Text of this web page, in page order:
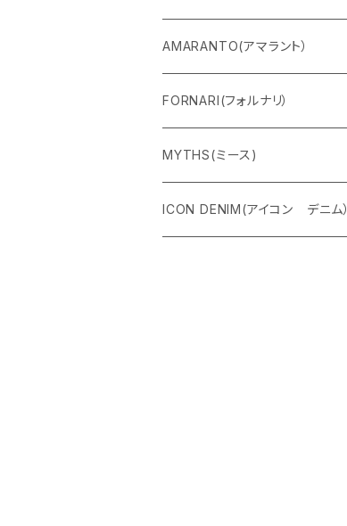
パンツ
フーディー
ZIPパーカー
ハーフスリーブ
マスク
リング
ベルト
バック
シャルパベスト
水着
カーディガン
シャツ
AMARANTO(アマラント）
セーター
カーディガン
コート
FORNARI(フォルナリ）
リバーシブルバッグ
ストール
MYTHS(ミース)
パンツ
ICON DENIM(アイコン デニム）